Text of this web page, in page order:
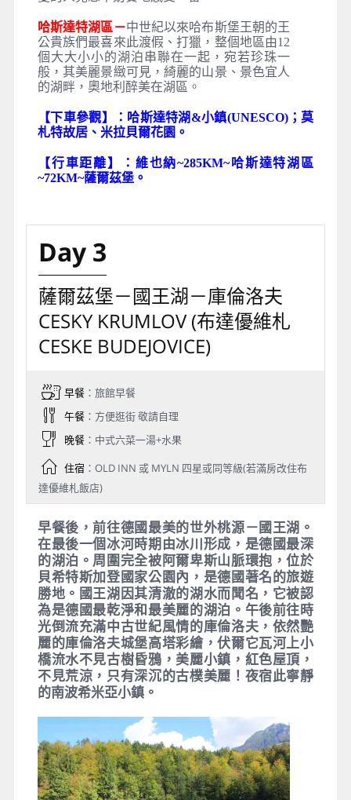
的風格別有一番風味，教堂鐘聲終日不絕於
耳，電影真善美）在此地拍攝，更將薩爾茲堡
的美景引薦給世人，經典名片令人回味無窮，
莫札特天才的音樂更添美感，老街、舊城、可
愛的人兒您不妨實地感受一番。
哈斯達特湖區－ 中世紀以來哈布斯堡王朝的王
公貴族們最喜來此渡假、打獵，整個地區由12
個大大小小的湖泊串聯在一起，宛若珍珠一
般，其美麗景緻可見，綺麗的山景、景色宜人
的湖畔，奧地利醉美在湖區。
【行車距離】：維也納~285KM~哈斯達特湖區
~72KM~薩爾茲堡。
Day 3
薩爾茲堡－國王湖－庫倫洛夫
CESKY KRUMLOV (布達優維札
CESKE BUDEJOVICE)
午餐：方便逛街 敬請自理
晚餐：中式六菜一湯+水果
住宿
：OLD INN 或 MYLN 四星或同等級(若滿房改住布
達優維札飯店)
早餐後，前往德國最美的世外桃源－國王湖。
在最後一個冰河時期由冰川形成，是德國最深
的湖泊。周圍完全被阿爾卑斯山脈環抱，位於
貝希特斯加登國家公園內，是德國著名的旅遊
勝地。國王湖因其清澈的湖水而聞名，它被認
為是德國最乾淨和最美麗的湖泊。午後前往時
麗的庫倫洛夫城堡高塔彩繪，伏爾它瓦河上小
橋流水不見古樹昏鴉，美麗小鎮，紅色屋頂，
不見荒涼，只有深沉的古樸美麗！夜宿此寧靜
的南波希米亞小鎮。